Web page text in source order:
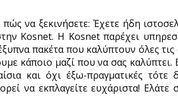
να ξεκινήσετε: Έχετε ήδη
Kosnet. Η Kosnet παρέχει
πακέτα που καλύπτουν όλες
κάποιο μαζί που να σας
και όχι έξω-πραγματικές
να εκπλαγείτε ευχάριστα!